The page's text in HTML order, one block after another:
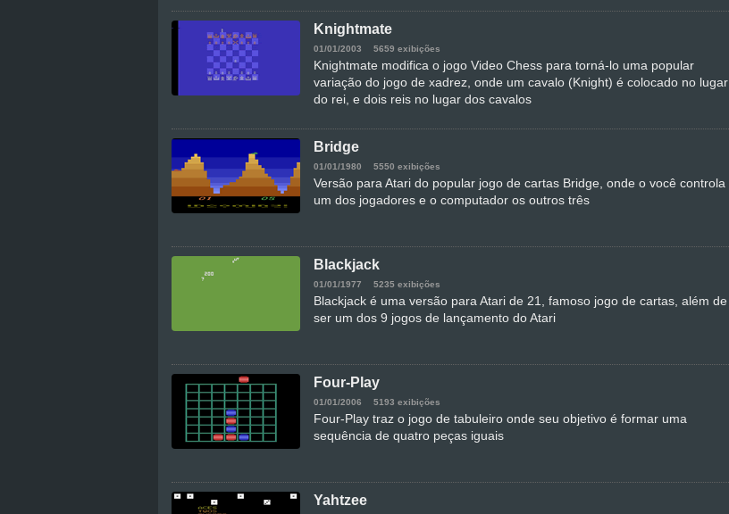
Knightmate
01/01/2003 5659 exibições
Knightmate modifica o jogo Video Chess para torná-lo uma popular
variação do jogo de xadrez, onde um cavalo (Knight) é colocado no lugar
do rei, e dois reis no lugar dos cavalos
Bridge
01/01/1980 5550 exibições
Versão para Atari do popular jogo de cartas Bridge, onde o você controla
um dos jogadores e o computador os outros três
Blackjack
01/01/1977 5235 exibições
Blackjack é uma versão para Atari de 21, famoso jogo de cartas, além de
ser um dos 9 jogos de lançamento do Atari
Four-Play
01/01/2006 5193 exibições
Four-Play traz o jogo de tabuleiro onde seu objetivo é formar uma
sequência de quatro peças iguais
Yahtzee